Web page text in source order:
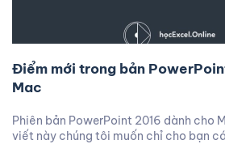
Điểm mới trong bản
Mac
Phiên bản PowerPoint 2016 dành cho
viết này chúng tôi muốn chỉ cho bạn